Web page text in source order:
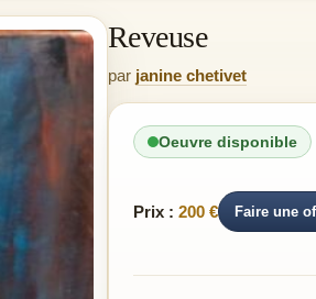
Reveuse
par janine chetivet
Oeuvre disponible
Prix : 200 € Faire une